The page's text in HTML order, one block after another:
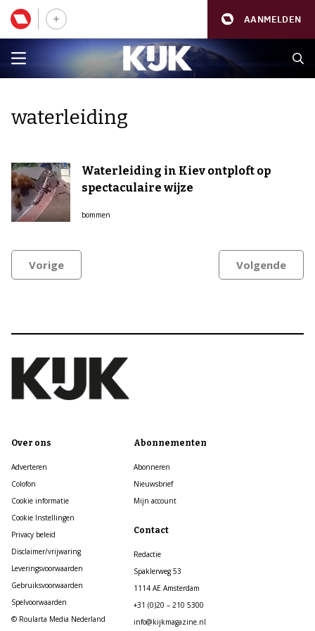
AANMELDEN
waterleiding
Waterleiding in Kiev ontploft op
spectaculaire wijze
bommen
Vorige Volgende
Over ons
Adverteren
Colofon
Cookie informatie
Cookie Instellingen
Privacy beleid
Disclaimer/vrijwaring
Leveringsvoorwaarden
Gebruiksvoorwaarden
Spelvoorwaarden
© Roularta Media Nederland
Abonnementen
Abonneren
Nieuwsbrief
Mijn account
Contact
Redactie
Spaklerweg 53
1114 AE Amsterdam
+31 (0)20 – 210 5300
info@kijkmagazine.nl